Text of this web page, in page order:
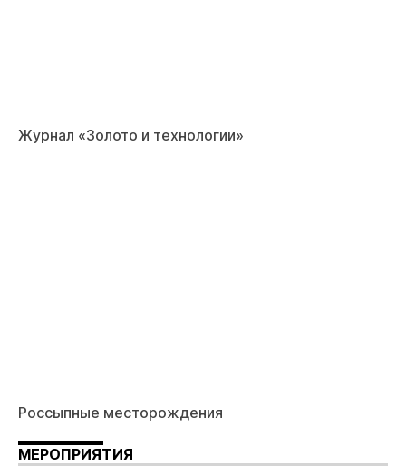
Журнал «Золото и технологии»
Россыпные месторождения
МЕРОПРИЯТИЯ